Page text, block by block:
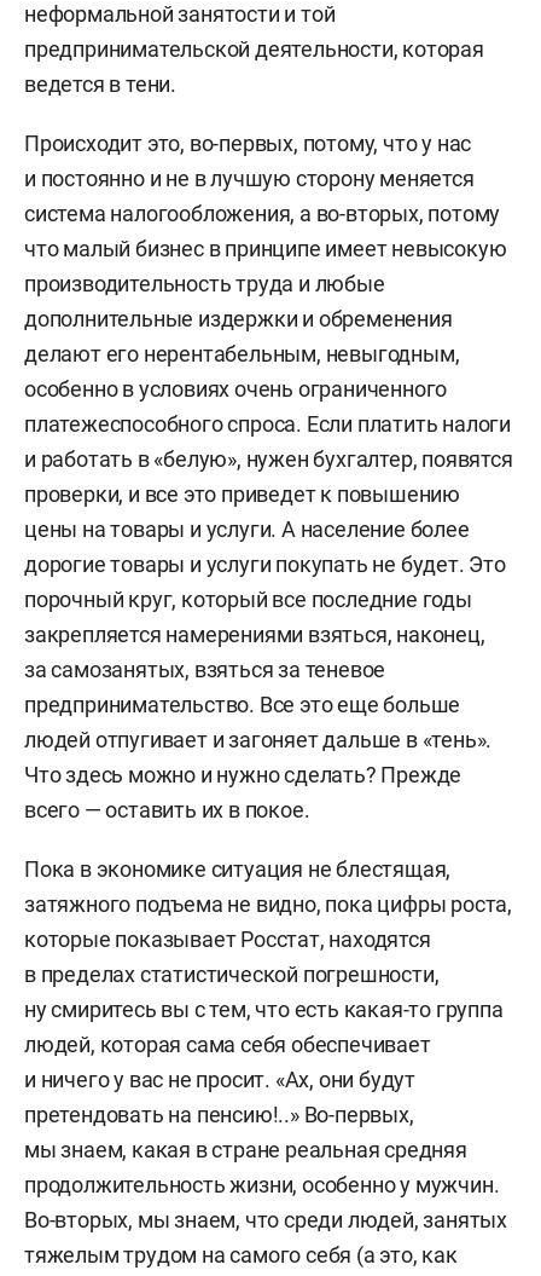
неформальной занятости и той
предпринимательской деятельности, которая
ведется в тени.
Происходит это, во-первых, потому, что у нас
и постоянно и не в лучшую сторону меняется
система налогообложения, а во-вторых, потому
что малый бизнес в принципе имеет невысокую
производительность труда и любые
дополнительные издержки и обременения
делают его нерентабельным, невыгодным,
особенно в условиях очень ограниченного
платежеспособного спроса. Если платить налоги
и работать в «белую», нужен бухгалтер, появятся
проверки, и все это приведет к повышению
цены на товары и услуги. А население более
дорогие товары и услуги покупать не будет. Это
порочный круг, который все последние годы
закрепляется намерениями взяться, наконец,
за самозанятых, взяться за теневое
предпринимательство. Все это еще больше
людей отпугивает и загоняет дальше в «тень».
Что здесь можно и нужно сделать? Прежде
всего — оставить их в покое.
Пока в экономике ситуация не блестящая,
затяжного подъема не видно, пока цифры роста,
которые показывает Росстат, находятся
в пределах статистической погрешности,
ну смиритесь вы с тем, что есть какая-то группа
людей, которая сама себя обеспечивает
и ничего у вас не просит. «Ах, они будут
претендовать на пенсию!..» Во-первых,
мы знаем, какая в стране реальная средняя
продолжительность жизни, особенно у мужчин.
Во-вторых, мы знаем, что среди людей, занятых
тяжелым трудом на самого себя (а это, как